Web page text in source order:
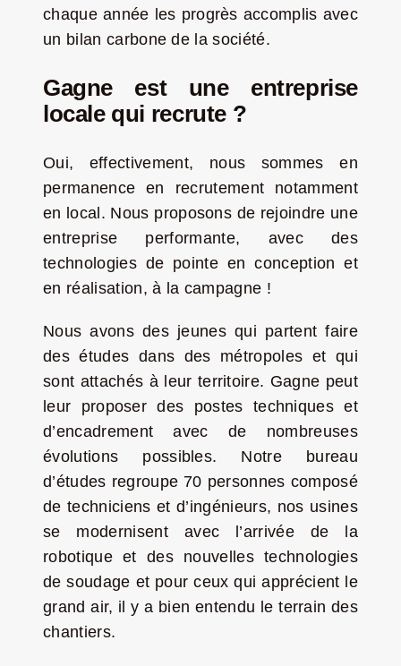
chaque année les progrès accomplis avec
un bilan carbone de la société.
Gagne est une entreprise
locale qui recrute ?
Oui, effectivement, nous sommes en
permanence en recrutement notamment
en local. Nous proposons de rejoindre une
entreprise performante, avec des
technologies de pointe en conception et
en réalisation, à la campagne !
Nous avons des jeunes qui partent faire
des études dans des métropoles et qui
sont attachés à leur territoire. Gagne peut
leur proposer des postes techniques et
d’encadrement avec de nombreuses
évolutions possibles. Notre bureau
d’études regroupe 70 personnes composé
de techniciens et d’ingénieurs, nos usines
se modernisent avec l’arrivée de la
robotique et des nouvelles technologies
de soudage et pour ceux qui apprécient le
grand air, il y a bien entendu le terrain des
chantiers.